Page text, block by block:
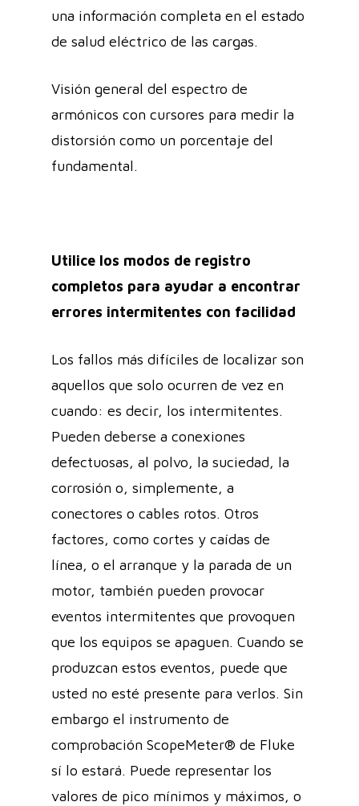
una información completa en el estado
de salud eléctrico de las cargas.
Visión general del espectro de
armónicos con cursores para medir la
distorsión como un porcentaje del
fundamental.
Utilice los modos de registro
completos para ayudar a encontrar
errores intermitentes con facilidad
Los fallos más difíciles de localizar son
aquellos que solo ocurren de vez en
cuando: es decir, los intermitentes.
Pueden deberse a conexiones
defectuosas, al polvo, la suciedad, la
corrosión o, simplemente, a
conectores o cables rotos. Otros
factores, como cortes y caídas de
línea, o el arranque y la parada de un
motor, también pueden provocar
eventos intermitentes que provoquen
que los equipos se apaguen. Cuando se
produzcan estos eventos, puede que
usted no esté presente para verlos. Sin
embargo el instrumento de
comprobación ScopeMeter® de Fluke
sí lo estará. Puede representar los
valores de pico mínimos y máximos, o